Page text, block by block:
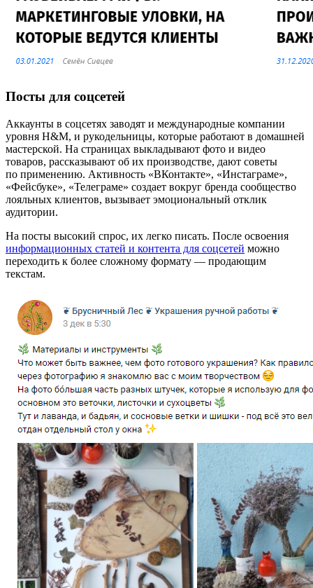
Посты для соцсетей
Аккаунты в соцсетях заводят и международные компании
уровня H&M, и рукодельницы, которые работают в домашней
мастерской. На страницах выкладывают фото и видео
товаров, рассказывают об их производстве, дают советы
по применению. Активность «ВКонтакте», «Инстаграме»,
«Фейсбуке», «Телеграме» создает вокруг бренда сообщество
лояльных клиентов, вызывает эмоциональный отклик
аудитории.
На посты высокий спрос, их легко писать. После освоения
информационных статей и контента для соцсетей можно
переходить к более сложному формату — продающим
текстам.